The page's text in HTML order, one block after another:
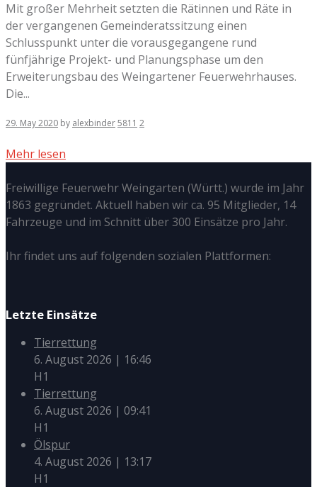
Mit großer Mehrheit setzten die Rätinnen und Räte in
der vergangenen Gemeinderatssitzung einen
Schlusspunkt unter die vorausgegangene rund
fünfjährige Projekt- und Planungsphase um den
Erweiterungsbau des Weingartener Feuerwehrhauses.
Die...
29. May 2020 by alexbinder5811 2
Mehr lesen
Freiwillige Feuerwehr Weingarten (Württ.) wurde im Jahr
1863 gegründet. Aktuell haben wir ca. 95 Mitglieder, 14
Fahrzeuge und im Schnitt über 300 Einsätze pro Jahr.
Ihr findet uns auf folgenden sozialen Plattformen:
Letzte Einsätze
Tierrettung
6. August 2026 | 16:46
H1
Tierrettung
6. August 2026 | 09:41
H1
Ölspur
4. August 2026 | 13:17
H1